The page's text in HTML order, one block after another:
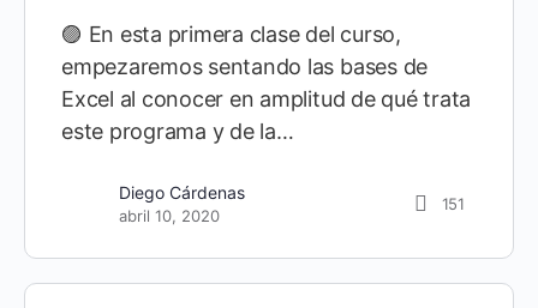
🟣 En esta primera clase del curso,
empezaremos sentando las bases de
Excel al conocer en amplitud de qué trata
este programa y de la…
Diego Cárdenas
abril 10, 2020
151